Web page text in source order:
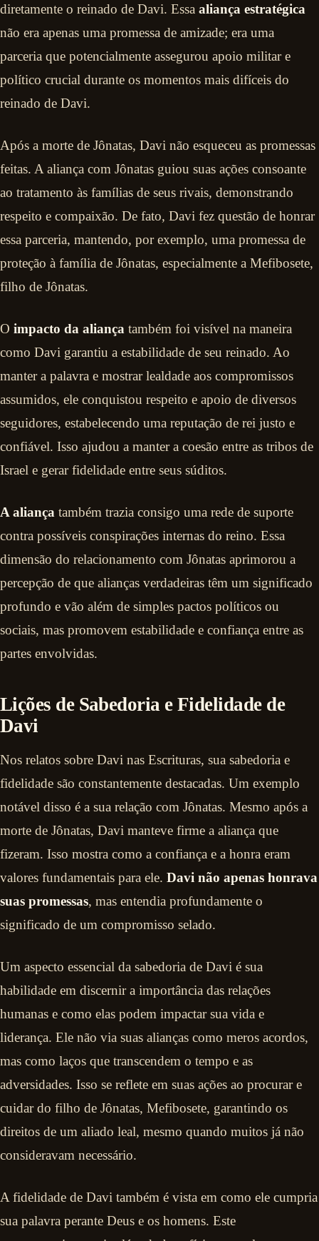
diretamente o reinado de Davi. Essa aliança estratégica
não era apenas uma promessa de amizade; era uma
parceria que potencialmente assegurou apoio militar e
político crucial durante os momentos mais difíceis do
reinado de Davi.
Após a morte de Jônatas, Davi não esqueceu as promessas
feitas. A aliança com Jônatas guiou suas ações consoante
ao tratamento às famílias de seus rivais, demonstrando
respeito e compaixão. De fato, Davi fez questão de honrar
essa parceria, mantendo, por exemplo, uma promessa de
proteção à família de Jônatas, especialmente a Mefibosete,
filho de Jônatas.
O impacto da aliança também foi visível na maneira
como Davi garantiu a estabilidade de seu reinado. Ao
manter a palavra e mostrar lealdade aos compromissos
assumidos, ele conquistou respeito e apoio de diversos
seguidores, estabelecendo uma reputação de rei justo e
confiável. Isso ajudou a manter a coesão entre as tribos de
Israel e gerar fidelidade entre seus súditos.
A aliança também trazia consigo uma rede de suporte
contra possíveis conspirações internas do reino. Essa
dimensão do relacionamento com Jônatas aprimorou a
percepção de que alianças verdadeiras têm um significado
profundo e vão além de simples pactos políticos ou
sociais, mas promovem estabilidade e confiança entre as
partes envolvidas.
Lições de Sabedoria e Fidelidade de
Davi
Nos relatos sobre Davi nas Escrituras, sua sabedoria e
fidelidade são constantemente destacadas. Um exemplo
notável disso é a sua relação com Jônatas. Mesmo após a
morte de Jônatas, Davi manteve firme a aliança que
fizeram. Isso mostra como a confiança e a honra eram
valores fundamentais para ele. Davi não apenas honrava
suas promessas, mas entendia profundamente o
significado de um compromisso selado.
Um aspecto essencial da sabedoria de Davi é sua
habilidade em discernir a importância das relações
humanas e como elas podem impactar sua vida e
liderança. Ele não via suas alianças como meros acordos,
mas como laços que transcendem o tempo e as
adversidades. Isso se reflete em suas ações ao procurar e
cuidar do filho de Jônatas, Mefibosete, garantindo os
direitos de um aliado leal, mesmo quando muitos já não
consideravam necessário.
A fidelidade de Davi também é vista em como ele cumpria
sua palavra perante Deus e os homens. Este